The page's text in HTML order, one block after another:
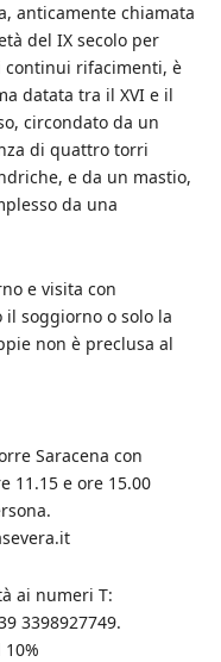
anticamente chiamata
del IX secolo per
continui rifacimenti, è
datata tra il XVI e il
circondato da un
di quattro torri
e da un mastio,
da una
e visita con
soggiorno o solo la
non è preclusa al
Saracena con
11.15 e ore 15.00
ai numeri T:
3398927749.